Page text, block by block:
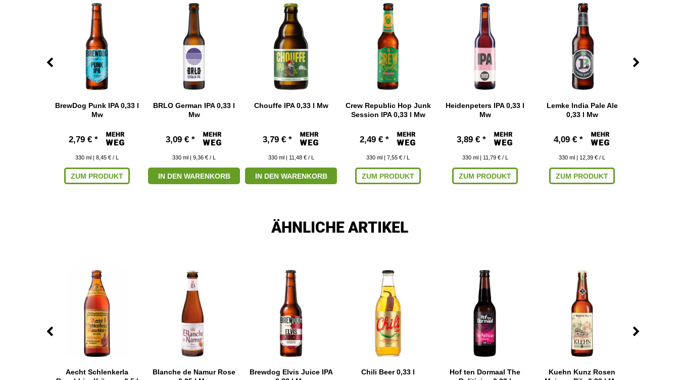
BrewDog Punk IPA 0,33 l
Mw
2,79 € *
330 ml | 8,45 € / L
ZUM PRODUKT
BRLO German IPA 0,33 l
Mw
3,09 € *
330 ml | 9,36 € / L
IN DEN WARENKORB
Chouffe IPA 0,33 l Mw
3,79 € *
330 ml | 11,48 € / L
IN DEN WARENKORB
Crew Republic Hop Junk
Session IPA 0,33 l Mw
2,49 € *
330 ml | 7,55 € / L
ZUM PRODUKT
Heidenpeters IPA 0,33 l
Mw
3,89 € *
330 ml | 11,79 € / L
ZUM PRODUKT
Lemke India Pale Ale
0,33 l Mw
4,09 € *
330 ml | 12,39 € / L
ZUM PRODUKT
ÄHNLICHE ARTIKEL
Aecht Schlenkerla
Blanche de Namur Rose
Brewdog Elvis Juice IPA
Chili Beer 0,33 l
Hof ten Dormaal The
Kuehn Kunz Rosen